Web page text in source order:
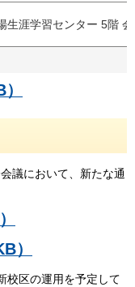
生涯学習センター 5階
議において、新たな通
）
校区の運用を予定して